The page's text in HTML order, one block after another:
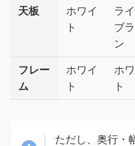
天板
ホワイ
ト
ラ
ブ
ン
フレー
ム
ホワイ
ト
ホ
ト
ただし、奥行・